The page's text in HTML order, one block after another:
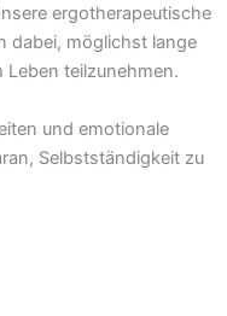
ergotherapeutische
dabei, möglichst lange
teilzunehmen.
und emotionale
Selbstständigkeit zu